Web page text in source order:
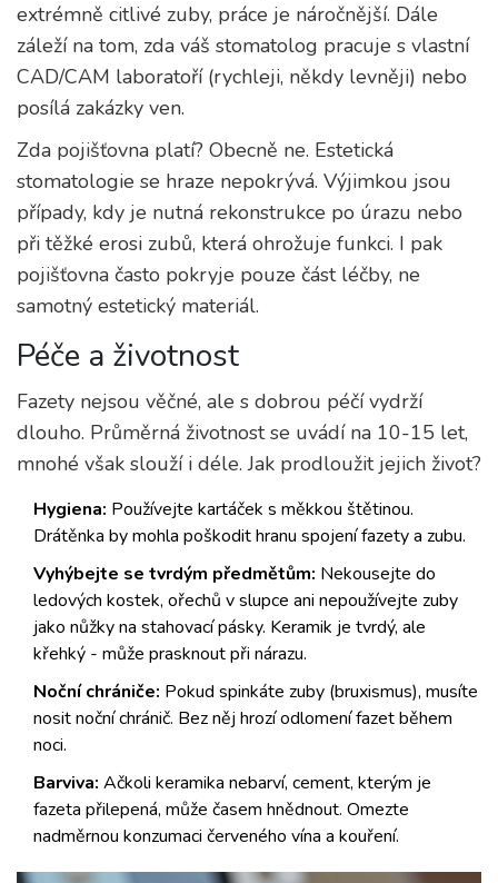
extrémně citlivé zuby, práce je náročnější. Dále
záleží na tom, zda váš stomatolog pracuje s vlastní
CAD/CAM laboratoří (rychleji, někdy levněji) nebo
posílá zakázky ven.
Zda pojišťovna platí? Obecně ne. Estetická
stomatologie se hraze nepokrývá. Výjimkou jsou
případy, kdy je nutná rekonstrukce po úrazu nebo
při těžké erosi zubů, která ohrožuje funkci. I pak
pojišťovna často pokryje pouze část léčby, ne
samotný estetický materiál.
Péče a životnost
Fazety nejsou věčné, ale s dobrou péčí vydrží
dlouho. Průměrná životnost se uvádí na 10-15 let,
mnohé však slouží i déle. Jak prodloužit jejich život?
Hygiena: Používejte kartáček s měkkou štětinou.
Drátěnka by mohla poškodit hranu spojení fazety a zubu.
Vyhýbejte se tvrdým předmětům: Nekousejte do
ledových kostek, ořechů v slupce ani nepoužívejte zuby
jako nůžky na stahovací pásky. Keramik je tvrdý, ale
křehký - může prasknout při nárazu.
Noční chrániče: Pokud spinkáte zuby (bruxismus), musíte
nosit noční chránič. Bez něj hrozí odlomení fazet během
noci.
Barviva: Ačkoli keramika nebarví, cement, kterým je
fazeta přilepená, může časem hnědnout. Omezte
nadměrnou konzumaci červeného vína a kouření.